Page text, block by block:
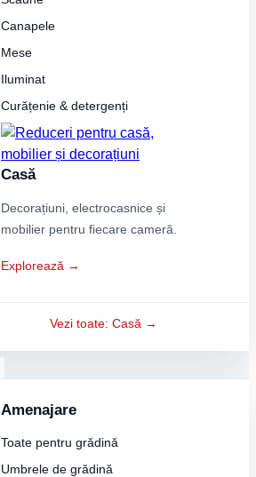
Canapele
Mese
Iluminat
Curățenie & detergenți
Casă
Decorațiuni, electrocasnice și
mobilier pentru fiecare cameră.
Explorează →
Vezi toate: Casă →
Amenajare
Toate pentru grădină
Umbrele de grădină